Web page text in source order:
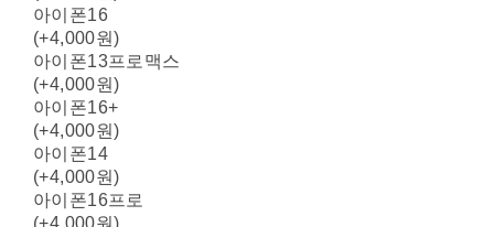
아이폰16
(+4,000원)
아이폰13프로맥스
(+4,000원)
아이폰16+
(+4,000원)
아이폰14
(+4,000원)
아이폰16프로
(+4,000원)